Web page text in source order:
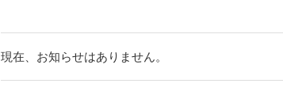
現在、お知らせはありません。